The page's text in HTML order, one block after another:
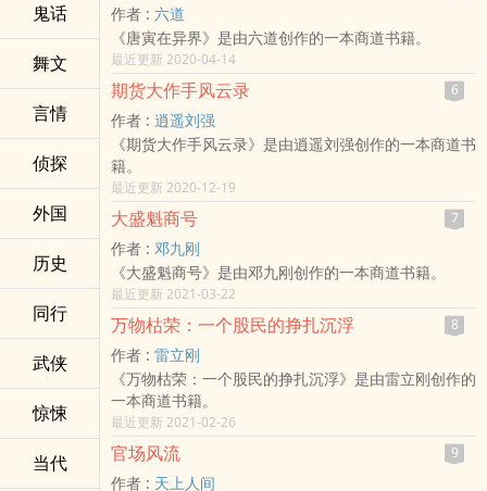
鬼话
舞文
言情
侦探
外国
历史
同行
武侠
惊悚
当代
作者 : 六道
《唐寅在异界》是由六道创作的一本商道书籍。
最近更新 2020-04-14
期货大作手风云录 6
作者 : 逍遥刘强
《期货大作手风云录》是由逍遥刘强创作的一本商道书
籍。
最近更新 2020-12-19
大盛魁商号 7
作者 : 邓九刚
《大盛魁商号》是由邓九刚创作的一本商道书籍。
最近更新 2021-03-22
万物枯荣：一个股民的挣扎沉浮 8
作者 : 雷立刚
《万物枯荣：一个股民的挣扎沉浮》是由雷立刚创作的
一本商道书籍。
最近更新 2021-02-26
官场风流 9
作者 : 天上人间